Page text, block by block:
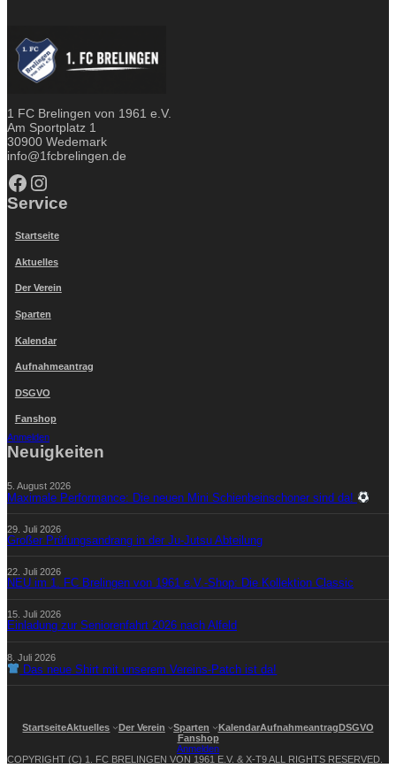
1 FC Brelingen von 1961 e.V.
Am Sportplatz 1
30900 Wedemark
info@1fcbrelingen.de
Facebook Instagram
Service
Startseite
Aktuelles
Der Verein
Sparten
Kalendar
Aufnahmeantrag
DSGVO
Fanshop
Anmelden
Neuigkeiten
5. August 2026
Maximale Performance: Die neuen Mini Schienbeinschoner sind da!
29. Juli 2026
Großer Prüfungsandrang in der Ju-Jutsu Abteilung
22. Juli 2026
NEU im 1. FC Brelingen von 1961 e.V.-Shop: Die Kollektion Classic
15. Juli 2026
Einladung zur Seniorenfahrt 2026 nach Alfeld
8. Juli 2026
Das neue Shirt mit unserem Vereins-Patch ist da!
StartseiteAktuelles Der Verein Sparten KalendarAufnahmeantragDSGVO
Fanshop
Anmelden
COPYRIGHT (C) 1. FC BRELINGEN VON 1961 E.V. & X-T9 ALL RIGHTS RESERVED.